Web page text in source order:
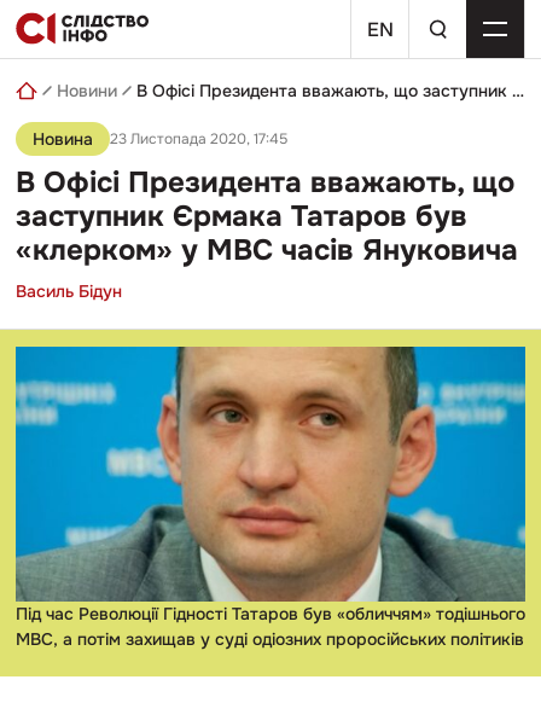
Skip
to
content
EN
пошуковий
запит
Новини В Офісі Президента вважають, що заступник Єрмака Татаров був «клерком» у МВС часів Януковича
Новина 23 Листопада 2020, 17:45
В Офісі Президента вважають, що
заступник Єрмака Татаров був
«клерком» у МВС часів Януковича
Василь Бідун
Під час Революції Гідності Татаров був «обличчям» тодішнього
МВС, а потім захищав у суді одіозних проросійських політиків